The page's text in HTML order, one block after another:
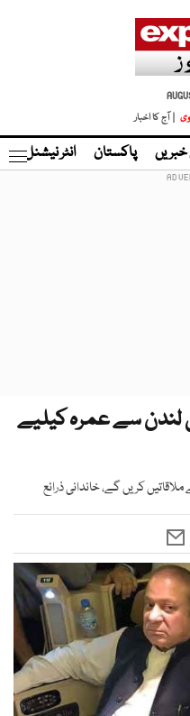
وی | آج کا اخبار
پاکستان انٹر نیشنل
لندن سے عمرہ کیلیے
کریں گے، خاندانی ذرائع